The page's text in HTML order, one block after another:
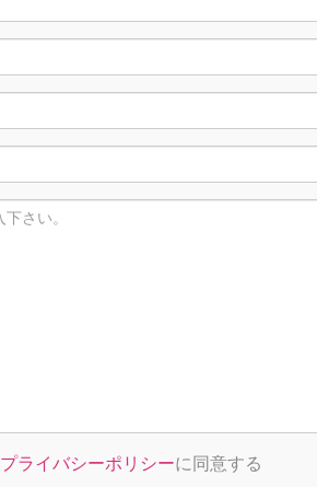
プライバシーポリシーに同意する